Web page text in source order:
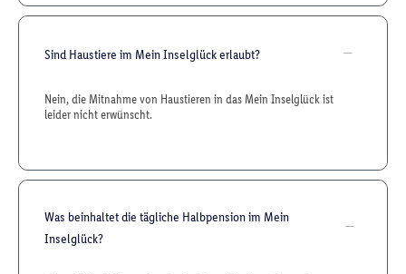
Sind Haustiere im Mein Inselglück erlaubt?
Nein, die Mitnahme von Haustieren in das Mein Inselglück ist
leider nicht erwünscht.
Was beinhaltet die tägliche Halbpension im Mein
Inselglück?